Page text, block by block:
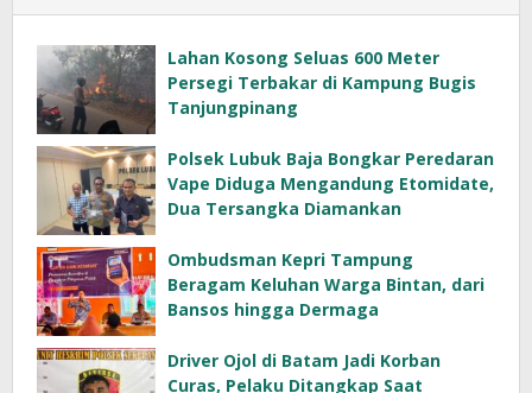
Lahan Kosong Seluas 600 Meter
Persegi Terbakar di Kampung Bugis
Tanjungpinang
Polsek Lubuk Baja Bongkar Peredaran
Vape Diduga Mengandung Etomidate,
Dua Tersangka Diamankan
Ombudsman Kepri Tampung
Beragam Keluhan Warga Bintan, dari
Bansos hingga Dermaga
Driver Ojol di Batam Jadi Korban
Curas, Pelaku Ditangkap Saat